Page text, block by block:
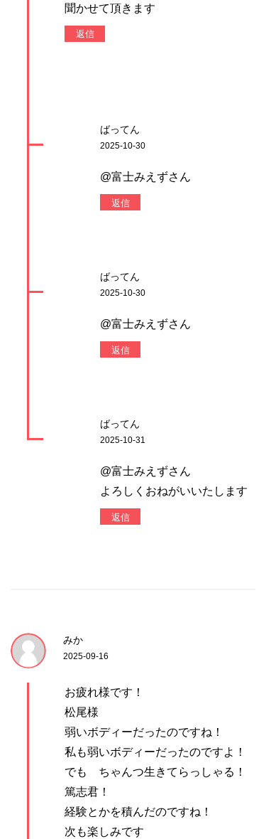
聞かせて頂きます
返信
ばってん
2025-10-30
@富士みえずさん
返信
ばってん
2025-10-30
@富士みえずさん
返信
ばってん
2025-10-31
@富士みえずさん
よろしくおねがいいたします
返信
みか
2025-09-16
お疲れ様です！
松尾様
弱いボディーだったのですね！
私も弱いボディーだったのですよ！
でも ちゃんつ生きてらっしゃる！
篤志君！
経験とかを積んだのですね！
次も楽しみです